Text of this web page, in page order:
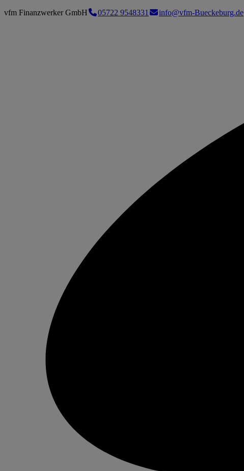
vfm Finanzwerker GmbH 05722 9548331 info@vfm-Bueckeburg.de